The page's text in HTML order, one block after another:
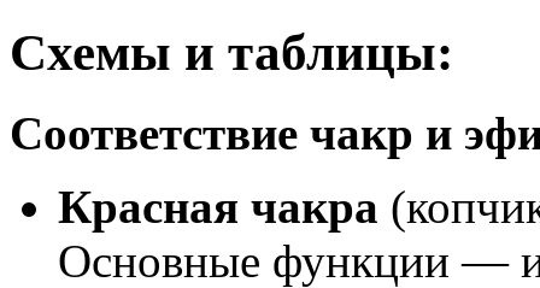
Схемы и таблицы:
Соответствие чакр и
Красная чакра
Основные функции —